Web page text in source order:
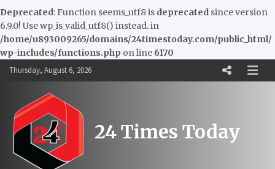
Deprecated: Function seems_utf8 is deprecated since version
6.9.0! Use wp_is_valid_utf8() instead. in
/home/u893009265/domains/24timestoday.com/public_html/
wp-includes/functions.php on line 6170
SkipThursday, August 6, 2026
24 Times Today